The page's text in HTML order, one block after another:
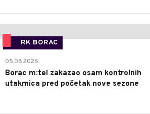
RK BORAC
05.08.2026.
Borac m:tel zakazao osam kontrolnih
utakmica pred početak nove sezone